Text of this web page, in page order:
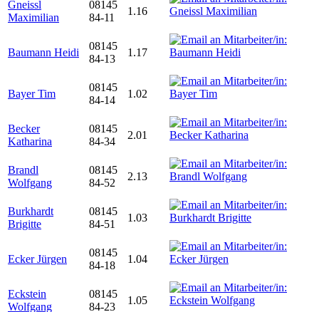
Gneissl
Maximilian
08145
84-11
1.16
Baumann Heidi
08145
84-13
1.17
Bayer Tim
08145
84-14
1.02
Becker
Katharina
08145
84-34
2.01
Brandl
Wolfgang
08145
84-52
2.13
Burkhardt
Brigitte
08145
84-51
1.03
Ecker Jürgen
08145
84-18
1.04
Eckstein
Wolfgang
08145
84-23
1.05